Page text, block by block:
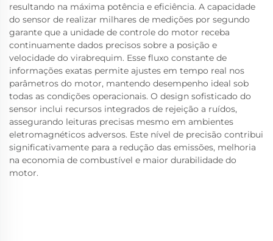
resultando na máxima potência e eficiência. A capacidade
do sensor de realizar milhares de medições por segundo
garante que a unidade de controle do motor receba
continuamente dados precisos sobre a posição e
velocidade do virabrequim. Esse fluxo constante de
informações exatas permite ajustes em tempo real nos
parâmetros do motor, mantendo desempenho ideal sob
todas as condições operacionais. O design sofisticado do
sensor inclui recursos integrados de rejeição a ruídos,
assegurando leituras precisas mesmo em ambientes
eletromagnéticos adversos. Este nível de precisão contribui
significativamente para a redução das emissões, melhoria
na economia de combustível e maior durabilidade do
motor.